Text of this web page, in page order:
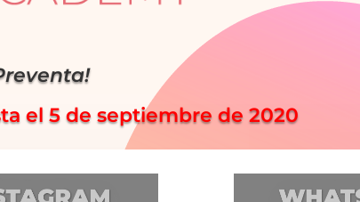
el 5 de septiembre de 2020